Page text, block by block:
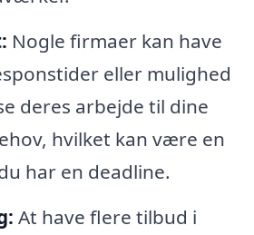
Nogle firmaer kan have
eller mulighed
deres arbejde til dine
hvilket kan være en
har en deadline.
At have flere tilbud i